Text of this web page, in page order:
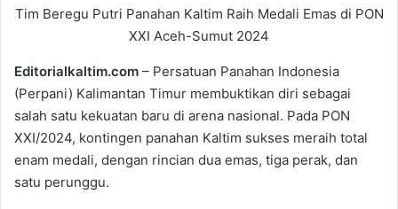
Tim Beregu Putri Panahan Kaltim Raih Medali Emas di PON
XXI Aceh-Sumut 2024
Editorialkaltim.com – Persatuan Panahan Indonesia
(Perpani) Kalimantan Timur membuktikan diri sebagai
salah satu kekuatan baru di arena nasional. Pada PON
XXI/2024, kontingen panahan Kaltim sukses meraih total
enam medali, dengan rincian dua emas, tiga perak, dan
satu perunggu.